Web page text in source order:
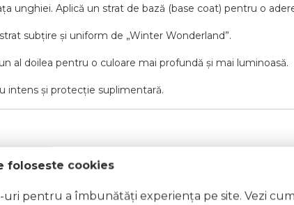
unghiei. Aplică un strat de bază (base coat) pentru o
subțire și uniform de „Winter Wonderland”.
al doilea pentru o culoare mai profundă și mai luminoasă.
intens și protecție suplimentară.
foloseste cookies
uri pentru a îmbunătăți experiența pe site. Vezi